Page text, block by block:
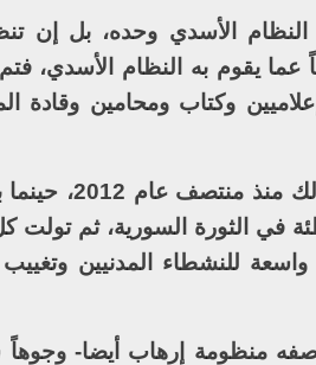
الأسدي وحده، بل إن
عما يقوم به النظام الأسدي،
وكتاب ومحامين وقادة
داعش تتصدر القائمة،
في الثورة السورية، ثم تولت
للنشطاء المدنيين
منظومة إرهاب أيضا- وجوهاً